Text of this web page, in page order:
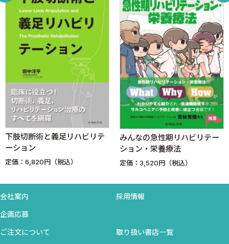
改善の長期経過
について） 改善例 〈藤縄光留〉
6．脳外傷（重度の身体機能障害を呈した症例への長期的支
援） 難渋例 〈森田智之〉
7．高次神経機能障害（左半球損傷） 成功例 〈鈴木 誠〉
1．箸操作学習期
2．箸操作維持期
8．高次神経機能障害（左半球損傷） 難渋例 〈鈴木 誠〉
9．高次神経機能障害（右半球損傷） 成功例 〈杉本 諭〉
10．高次神経機能障害（右半球損傷） 難渋例 〈杉本
諭〉
11．認知症 成功例 〈鈴木 誠〉
2．介助協力動作の般化・維持期
12．認知症 難渋例 〈鈴木 誠〉
13．頸髄損傷（ADL自立をめざした例） 成功例 〈岩崎
下肢切断術と義足リハビリテ
ーション
定価：6,820円（税込）
みんなの急性期リハビリテー
ション・栄養療法
定価：3,520円（税込）
会社案内 採用情報
企画応募
ご注文について 取り扱い書店一覧